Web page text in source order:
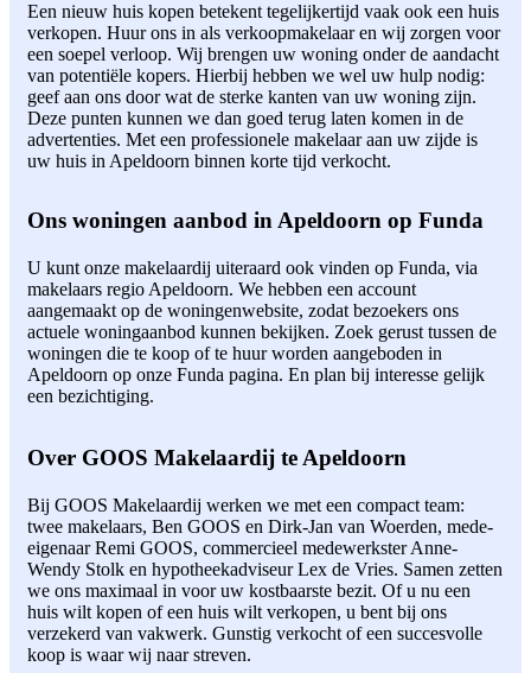
Een nieuw huis kopen betekent tegelijkertijd vaak ook een huis
verkopen. Huur ons in als verkoopmakelaar en wij zorgen voor
een soepel verloop. Wij brengen uw woning onder de aandacht
van potentiële kopers. Hierbij hebben we wel uw hulp nodig:
geef aan ons door wat de sterke kanten van uw woning zijn.
Deze punten kunnen we dan goed terug laten komen in de
advertenties. Met een professionele makelaar aan uw zijde is
uw huis in Apeldoorn binnen korte tijd verkocht.
Ons woningen aanbod in Apeldoorn op Funda
U kunt onze makelaardij uiteraard ook vinden op Funda, via
makelaars regio Apeldoorn. We hebben een account
aangemaakt op de woningenwebsite, zodat bezoekers ons
actuele woningaanbod kunnen bekijken. Zoek gerust tussen de
woningen die te koop of te huur worden aangeboden in
Apeldoorn op onze Funda pagina. En plan bij interesse gelijk
een bezichtiging.
Over GOOS Makelaardij te Apeldoorn
Bij GOOS Makelaardij werken we met een compact team:
twee makelaars, Ben GOOS en Dirk-Jan van Woerden, mede-
eigenaar Remi GOOS, commercieel medewerkster Anne-
Wendy Stolk en hypotheekadviseur Lex de Vries. Samen zetten
we ons maximaal in voor uw kostbaarste bezit. Of u nu een
huis wilt kopen of een huis wilt verkopen, u bent bij ons
verzekerd van vakwerk. Gunstig verkocht of een succesvolle
koop is waar wij naar streven.